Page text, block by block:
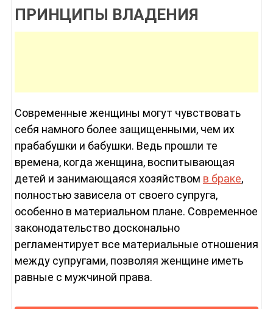
ПРИНЦИПЫ ВЛАДЕНИЯ
Современные женщины могут чувствовать
себя намного более защищенными, чем их
прабабушки и бабушки. Ведь прошли те
времена, когда женщина, воспитывающая
детей и занимающаяся хозяйством в браке,
полностью зависела от своего супруга,
особенно в материальном плане. Современное
законодательство досконально
регламентирует все материальные отношения
между супругами, позволяя женщине иметь
равные с мужчиной права.